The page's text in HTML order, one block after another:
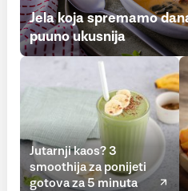
Jela koja spremamo
puuno ukusnija
Jutarnji kaos? 3
smoothija za ponijeti
gotova za 5 minuta